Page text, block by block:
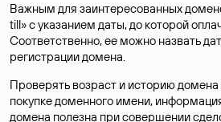
Важным для заинтересованных
till» с указанием даты, до которой
Соответственно, ее можно назвать
регистрации домена.
Проверять возраст и историю
покупке доменного имени,
домена полезна при совершении